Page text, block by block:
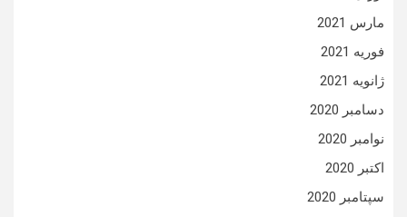
مارس 2021
فوریه 2021
ژانویه 2021
دسامبر 2020
نوامبر 2020
اکتبر 2020
سپتامبر 2020